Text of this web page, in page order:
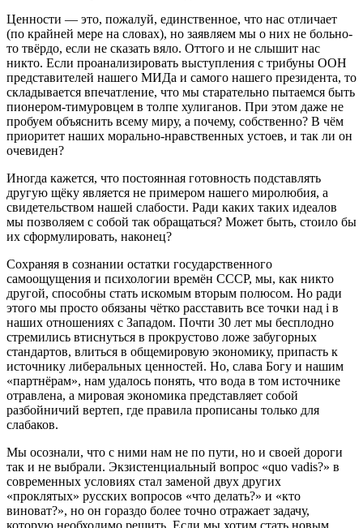
Ценности ― это, пожалуй, единственное, что нас отличает
(по крайней мере на словах), но заявляем мы о них не больно-
то твёрдо, если не сказать вяло. Оттого и не слышит нас
никто. Если проанализировать выступления с трибуны ООН
представителей нашего МИДа и самого нашего президента, то
складывается впечатление, что мы старательно пытаемся быть
пионером-тимуровцем в толпе хулиганов. При этом даже не
пробуем объяснить всему миру, а почему, собственно? В чём
приоритет наших морально-нравственных устоев, и так ли он
очевиден?
Иногда кажется, что постоянная готовность подставлять
другую щёку является не примером нашего миролюбия, а
свидетельством нашей слабости. Ради каких таких идеалов
мы позволяем с собой так обращаться? Может быть, стоило бы
их сформулировать, наконец?
Сохраняя в сознании остатки государственного
самоощущения и психологии времён СССР, мы, как никто
другой, способны стать искомым вторым полюсом. Но ради
этого мы просто обязаны чётко расставить все точки над i в
наших отношениях с Западом. Почти 30 лет мы бесплодно
стремились втиснуться в прокрустово ложе забугорных
стандартов, влиться в общемировую экономику, припасть к
источнику либеральных ценностей. Но, слава Богу и нашим
«партнёрам», нам удалось понять, что вода в том источнике
отравлена, а мировая экономика представляет собой
разбойничий вертеп, где правила прописаны только для
слабаков.
Мы осознали, что с ними нам не по пути, но и своей дороги
так и не выбрали. Экзистенциальный вопрос «quo vadis?» в
современных условиях стал заменой двух других
«проклятых» русских вопросов «что делать?» и «кто
виноват?», но он гораздо более точно отражает задачу,